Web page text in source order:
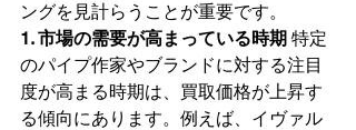
ングを見計らうことが重要です。
1. 市場の需要が高まっている時期 特定
のパイプ作家やブランドに対する注目
度が高まる時期は、買取価格が上昇す
る傾向にあります。例えば、イヴァル